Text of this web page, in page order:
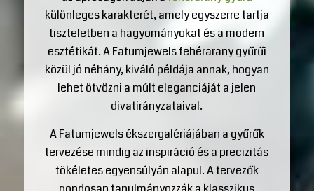
különleges karakterét, amely egyszerre tartja
tiszteletben a hagyományokat és a modern
esztétikát. A Fatumjewels fehérarany gyűrűi
közül jó néhány, kiváló példája annak, hogyan
lehet ötvözni a múlt eleganciáját a jelen
divatirányzataival.
A Fatumjewels ékszergalériájában a gyűrűk
tervezése mindig az inspiráció és a precizitás
tökéletes egyensúlyán alapul. A tervezők